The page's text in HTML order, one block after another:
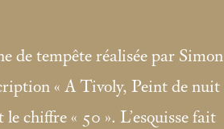
de tempête réalisée par Simon
« A Tivoly, Peint de nuit
le chiffre « 50 ». L’esquisse fait